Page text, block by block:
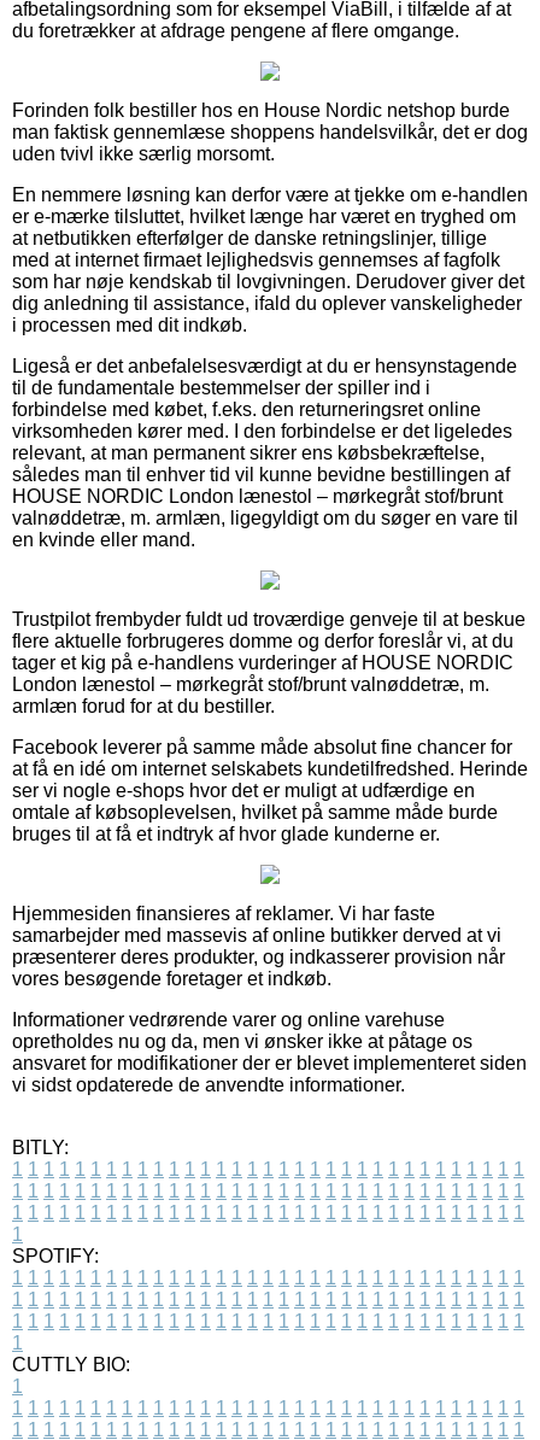
afbetalingsordning som for eksempel ViaBill, i tilfælde af at
du foretrækker at afdrage pengene af flere omgange.
Forinden folk bestiller hos en House Nordic netshop burde
man faktisk gennemlæse shoppens handelsvilkår, det er dog
uden tvivl ikke særlig morsomt.
En nemmere løsning kan derfor være at tjekke om e-handlen
er e-mærke tilsluttet, hvilket længe har været en tryghed om
at netbutikken efterfølger de danske retningslinjer, tillige
med at internet firmaet lejlighedsvis gennemses af fagfolk
som har nøje kendskab til lovgivningen. Derudover giver det
dig anledning til assistance, ifald du oplever vanskeligheder
i processen med dit indkøb.
Ligeså er det anbefalelsesværdigt at du er hensynstagende
til de fundamentale bestemmelser der spiller ind i
forbindelse med købet, f.eks. den returneringsret online
virksomheden kører med. I den forbindelse er det ligeledes
relevant, at man permanent sikrer ens købsbekræftelse,
således man til enhver tid vil kunne bevidne bestillingen af
HOUSE NORDIC London lænestol – mørkegråt stof/brunt
valnøddetræ, m. armlæn, ligegyldigt om du søger en vare til
en kvinde eller mand.
Trustpilot frembyder fuldt ud troværdige genveje til at beskue
flere aktuelle forbrugeres domme og derfor foreslår vi, at du
tager et kig på e-handlens vurderinger af HOUSE NORDIC
London lænestol – mørkegråt stof/brunt valnøddetræ, m.
armlæn forud for at du bestiller.
Facebook leverer på samme måde absolut fine chancer for
at få en idé om internet selskabets kundetilfredshed. Herinde
ser vi nogle e-shops hvor det er muligt at udfærdige en
omtale af købsoplevelsen, hvilket på samme måde burde
bruges til at få et indtryk af hvor glade kunderne er.
Hjemmesiden finansieres af reklamer. Vi har faste
samarbejder med massevis af online butikker derved at vi
præsenterer deres produkter, og indkasserer provision når
vores besøgende foretager et indkøb.
Informationer vedrørende varer og online varehuse
opretholdes nu og da, men vi ønsker ikke at påtage os
ansvaret for modifikationer der er blevet implementeret siden
vi sidst opdaterede de anvendte informationer.
BITLY:
1 1 1 1 1 1 1 1 1 1 1 1 1 1 1 1 1 1 1 1 1 1 1 1 1 1 1 1 1 1 1 1 1
1 1 1 1 1 1 1 1 1 1 1 1 1 1 1 1 1 1 1 1 1 1 1 1 1 1 1 1 1 1 1 1 1
1 1 1 1 1 1 1 1 1 1 1 1 1 1 1 1 1 1 1 1 1 1 1 1 1 1 1 1 1 1 1 1 1
1
SPOTIFY:
1 1 1 1 1 1 1 1 1 1 1 1 1 1 1 1 1 1 1 1 1 1 1 1 1 1 1 1 1 1 1 1 1
1 1 1 1 1 1 1 1 1 1 1 1 1 1 1 1 1 1 1 1 1 1 1 1 1 1 1 1 1 1 1 1 1
1 1 1 1 1 1 1 1 1 1 1 1 1 1 1 1 1 1 1 1 1 1 1 1 1 1 1 1 1 1 1 1 1
1
CUTTLY BIO:
1
1 1 1 1 1 1 1 1 1 1 1 1 1 1 1 1 1 1 1 1 1 1 1 1 1 1 1 1 1 1 1 1 1
1 1 1 1 1 1 1 1 1 1 1 1 1 1 1 1 1 1 1 1 1 1 1 1 1 1 1 1 1 1 1 1 1